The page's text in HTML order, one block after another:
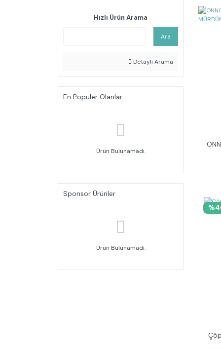
Hızlı Ürün Arama
Ara
Detaylı Arama
En Populer Olanlar
Ürün Bulunamadı.
Sponsor Ürünler
Ürün Bulunamadı.